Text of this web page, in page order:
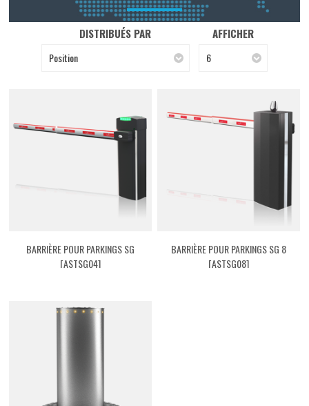
DISTRIBUÉS PAR
Position
AFFICHER
6
BARRIÈRE POUR PARKINGS SG
[ASTSG04]
BARRIÈRE POUR PARKINGS SG 8
[ASTSG08]